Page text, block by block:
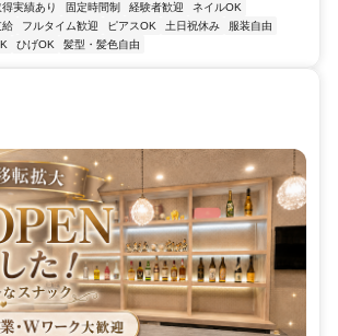
実績あり 固定時間制 経験者歓迎
ネイルOK
給 フルタイム歓迎 ピアスOK 土日祝休み
服装自由
ひげOK 髪型・髪色自由